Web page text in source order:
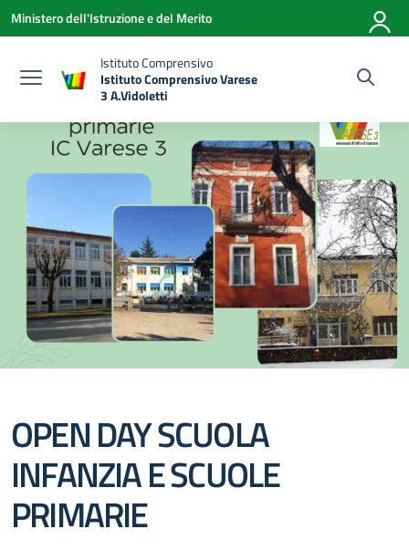
Vai ai contenuti
Vai al menu di navigazione
Vai al footer
Ministero dell'Istruzione e del Merito
Istituto Comprensivo
Istituto Comprensivo Varese
3 A.Vidoletti
OPEN DAY SCUOLA
INFANZIA E SCUOLE
PRIMARIE